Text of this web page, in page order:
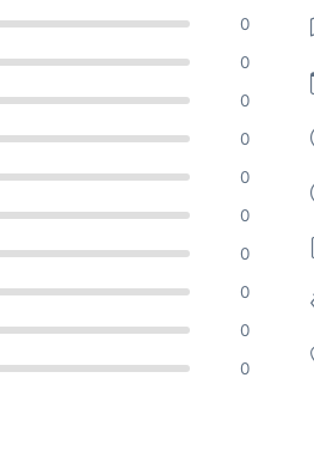
0
0
0
0
0
0
0
0
0
0